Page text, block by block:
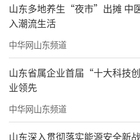
山东多地养生“夜市”出摊 中
入潮流生活
中华网山东频道
山东省属企业首届“十大科
业领先
中华网山东频道
山东深入贯彻落实能源安全新